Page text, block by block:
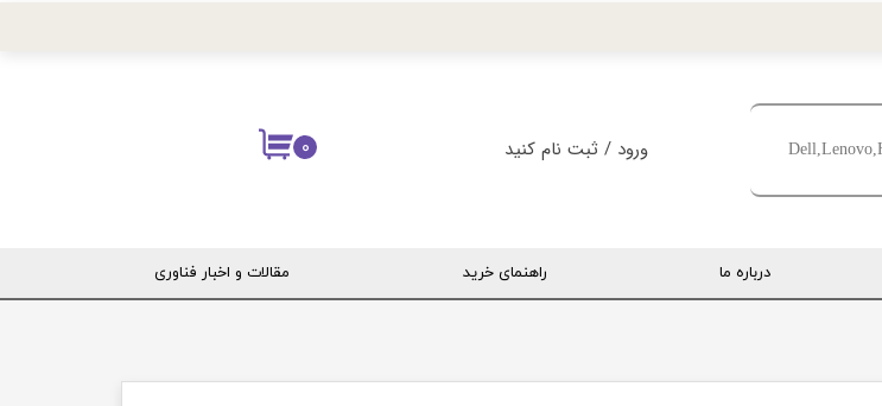
۰ ورود / ثبت نام کنید
درباره ما راهنمای خرید مقالات و اخبار فناوری